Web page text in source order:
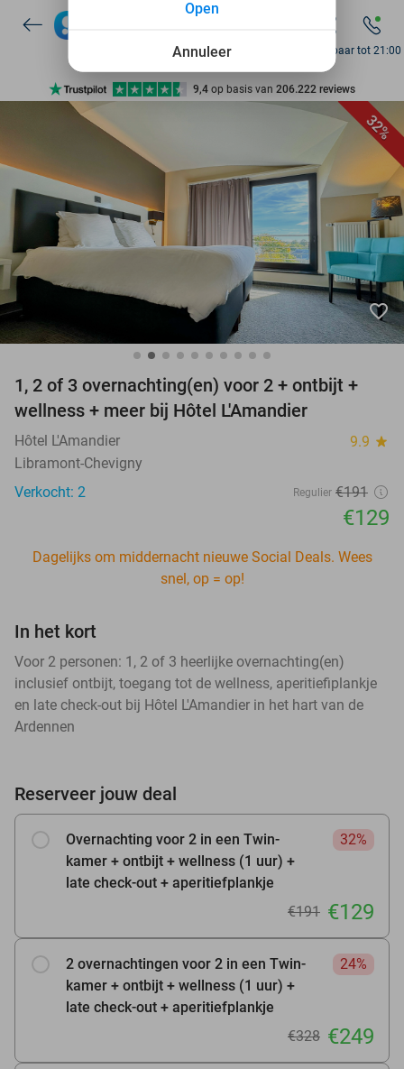
7 dagen per week beschikbaar
10+ miljoen leden
9,4 op basis van 206.222 reviews
10+ miljoen leden
Bereikbaar tot 21:00
32%
favorite_border
1, 2 of 3 overnachting(en) voor 2 + ontbijt +
wellness + meer bij Hôtel L'Amandier
Hôtel L'Amandier 9.9 star
Libramont-Chevigny
Verkocht: 2
Regulier €191
€129
Dagelijks om middernacht nieuwe Social Deals. Wees
snel, op = op!
In het kort
Voor 2 personen: 1, 2 of 3 heerlijke overnachting(en)
inclusief ontbijt, toegang tot de wellness, aperitiefiplankje
en late check-out bij Hôtel L'Amandier in het hart van de
Ardennen
Reserveer jouw deal
Overnachting voor 2 in een Twin-
kamer + ontbijt + wellness (1 uur) +
late check-out + aperitiefplankje
32%
€191 €129
2 overnachtingen voor 2 in een Twin-
kamer + ontbijt + wellness (1 uur) +
late check-out + aperitiefplankje
24%
€328 €249
Annuleer
Open